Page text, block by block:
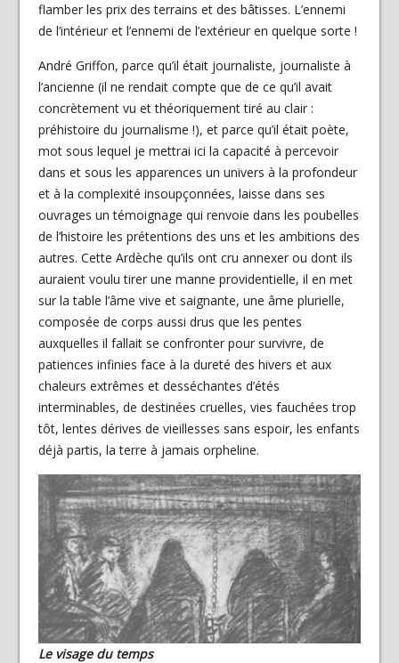
flamber les prix des terrains et des bâtisses. L’ennemi
de l’intérieur et l’ennemi de l’extérieur en quelque sorte !
André Griffon, parce qu’il était journaliste, journaliste à
l’ancienne (il ne rendait compte que de ce qu’il avait
concrètement vu et théoriquement tiré au clair :
préhistoire du journalisme !), et parce qu’il était poète,
mot sous lequel je mettrai ici la capacité à percevoir
dans et sous les apparences un univers à la profondeur
et à la complexité insoupçonnées, laisse dans ses
ouvrages un témoignage qui renvoie dans les poubelles
de l’histoire les prétentions des uns et les ambitions des
autres. Cette Ardèche qu’ils ont cru annexer ou dont ils
auraient voulu tirer une manne providentielle, il en met
sur la table l’âme vive et saignante, une âme plurielle,
composée de corps aussi drus que les pentes
auxquelles il fallait se confronter pour survivre, de
patiences infinies face à la dureté des hivers et aux
chaleurs extrêmes et desséchantes d’étés
interminables, de destinées cruelles, vies fauchées trop
tôt, lentes dérives de vieillesses sans espoir, les enfants
déjà partis, la terre à jamais orpheline.
Le visage du temps